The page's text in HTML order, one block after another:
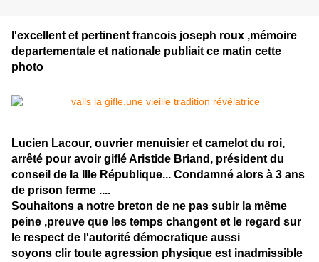
l'excellent et pertinent francois joseph roux ,mémoire
departementale et nationale publiait ce matin cette
photo
Lucien Lacour, ouvrier menuisier et camelot du roi,
arrêté pour avoir giflé Aristide Briand, président du
conseil de la IIIe République... Condamné alors à 3 ans
de prison ferme ....
Souhaitons a notre breton de ne pas subir la même
peine ,preuve que les temps changent et le regard sur
le respect de l'autorité démocratique aussi
soyons clir toute agression physique est inadmissible